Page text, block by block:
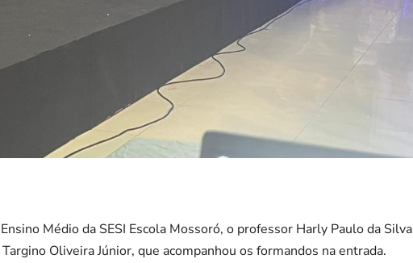
Médio da SESI Escola Mossoró, o professor Harly Paulo da Silva
Oliveira Júnior, que acompanhou os formandos na entrada.